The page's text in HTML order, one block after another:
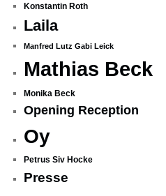
Konstantin Roth
Laila
Manfred Lutz Gabi Leick
Mathias Beck
Monika Beck
Opening Reception
Oy
Petrus Siv Hocke
Presse